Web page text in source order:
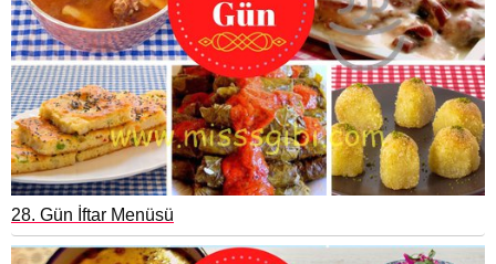
28. Gün İftar Menüsü